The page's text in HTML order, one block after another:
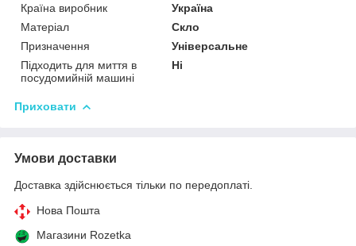
Країна виробник
Україна
Матеріал
Скло
Призначення
Універсальне
Підходить для миття в
посудомийній машині
Ні
Приховати
Умови доставки
Доставка здійснюється тільки по передоплаті.
Нова Пошта
Магазини Rozetka